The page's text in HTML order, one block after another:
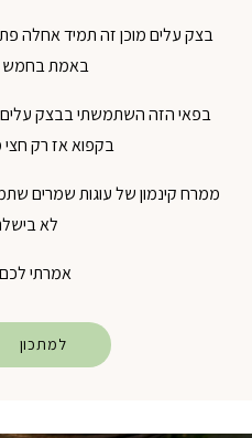
בצק עלים מוכן זה תמיד אחלה
באמת בחמש
בפאי הזה השתמשתי בבצק
בקפוא אז רק חצי
ממרח קינמון של עוגות שמרים
לא
אמרתי
למתכון